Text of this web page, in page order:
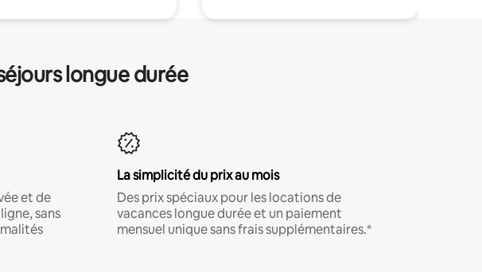
longue durée
et de
sans
La simplicité du prix au mois
Des prix spéciaux pour les locations de
vacances longue durée et un paiement
mensuel unique sans frais supplémentaires.*